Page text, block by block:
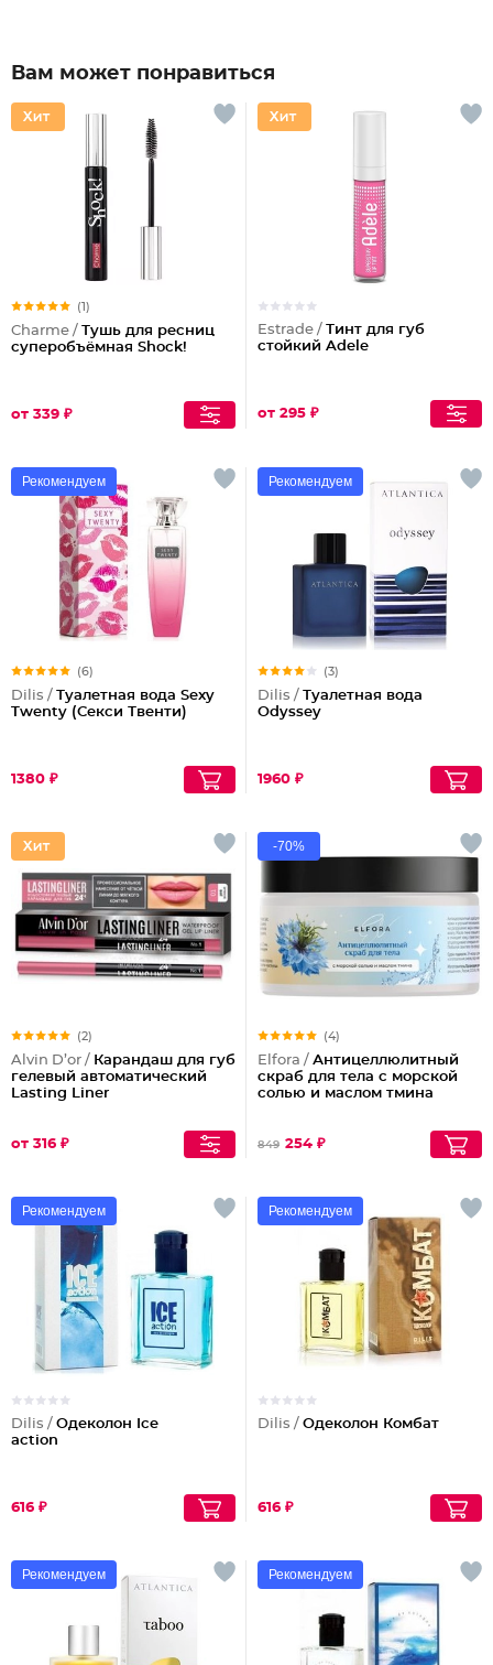
Вам может понравиться
(1)
Charme / Тушь для ресниц
суперобъёмная Shock!
от 339 ₽
Estrade / Тинт для губ
стойкий Adele
от 295 ₽
Рекомендуем
(6)
Dilis / Туалетная вода Sexy
Twenty (Секси Твенти)
1380 ₽
Рекомендуем
(3)
Dilis / Туалетная вода
Odyssey
1960 ₽
(2)
Alvin D’or / Карандаш для губ
гелевый автоматический
Lasting Liner
от 316 ₽
-70%
(4)
Elfora / Антицеллюлитный
скраб для тела с морской
солью и маслом тмина
849 254 ₽
Рекомендуем
Dilis / Одеколон Ice
action
616 ₽
Рекомендуем
Dilis / Одеколон Комбат
616 ₽
Рекомендуем Рекомендуем